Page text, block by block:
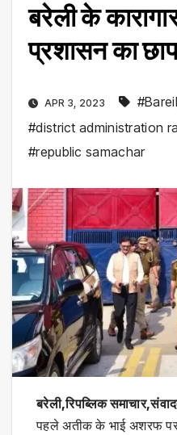
बरेली के
प्रशासन का
APR 3, 2023
#district administration
#republic samachar
बरेली,रिपब्लिक
पहले अतीक के भाई अशरफ पर